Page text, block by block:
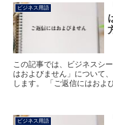
ビジネス用語
この記事では、ビジネスシ
はおよびません」について
します。 「ご返信にはおよ
ビジネス用語